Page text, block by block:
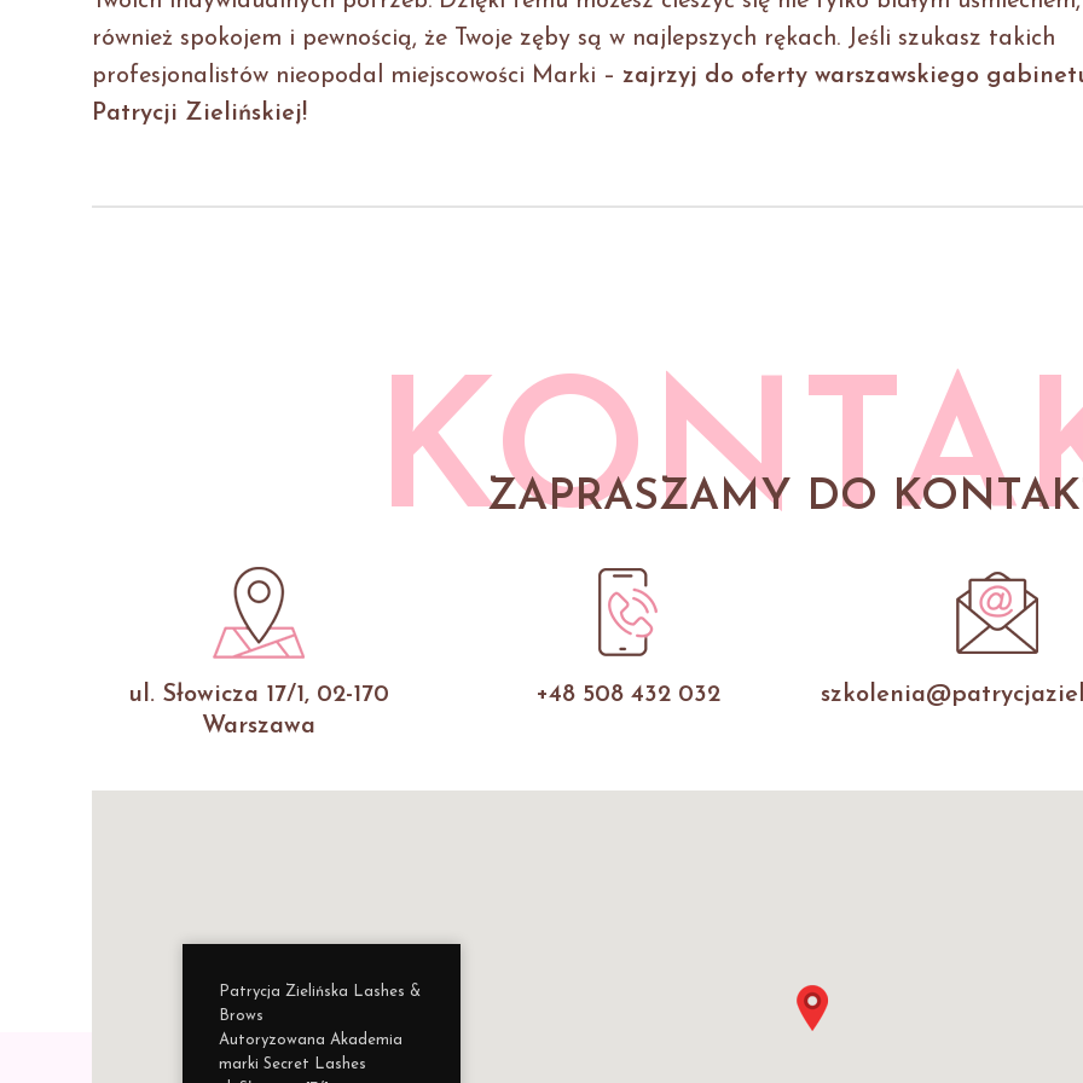
również spokojem i pewnością, że Twoje zęby są w najlepszych rękach. Jeśli szukasz takich
profesjonalistów nieopodal miejscowości Marki – zajrzyj do oferty warszawskiego
Patrycji Zielińskiej!
ZAPRASZAMY DO
ul. Słowicza 17/1, 02-170
Warszawa
+48 508 432 032
Patrycja Zielińska Lashes &
Brows
Autoryzowana Akademia
marki Secret Lashes